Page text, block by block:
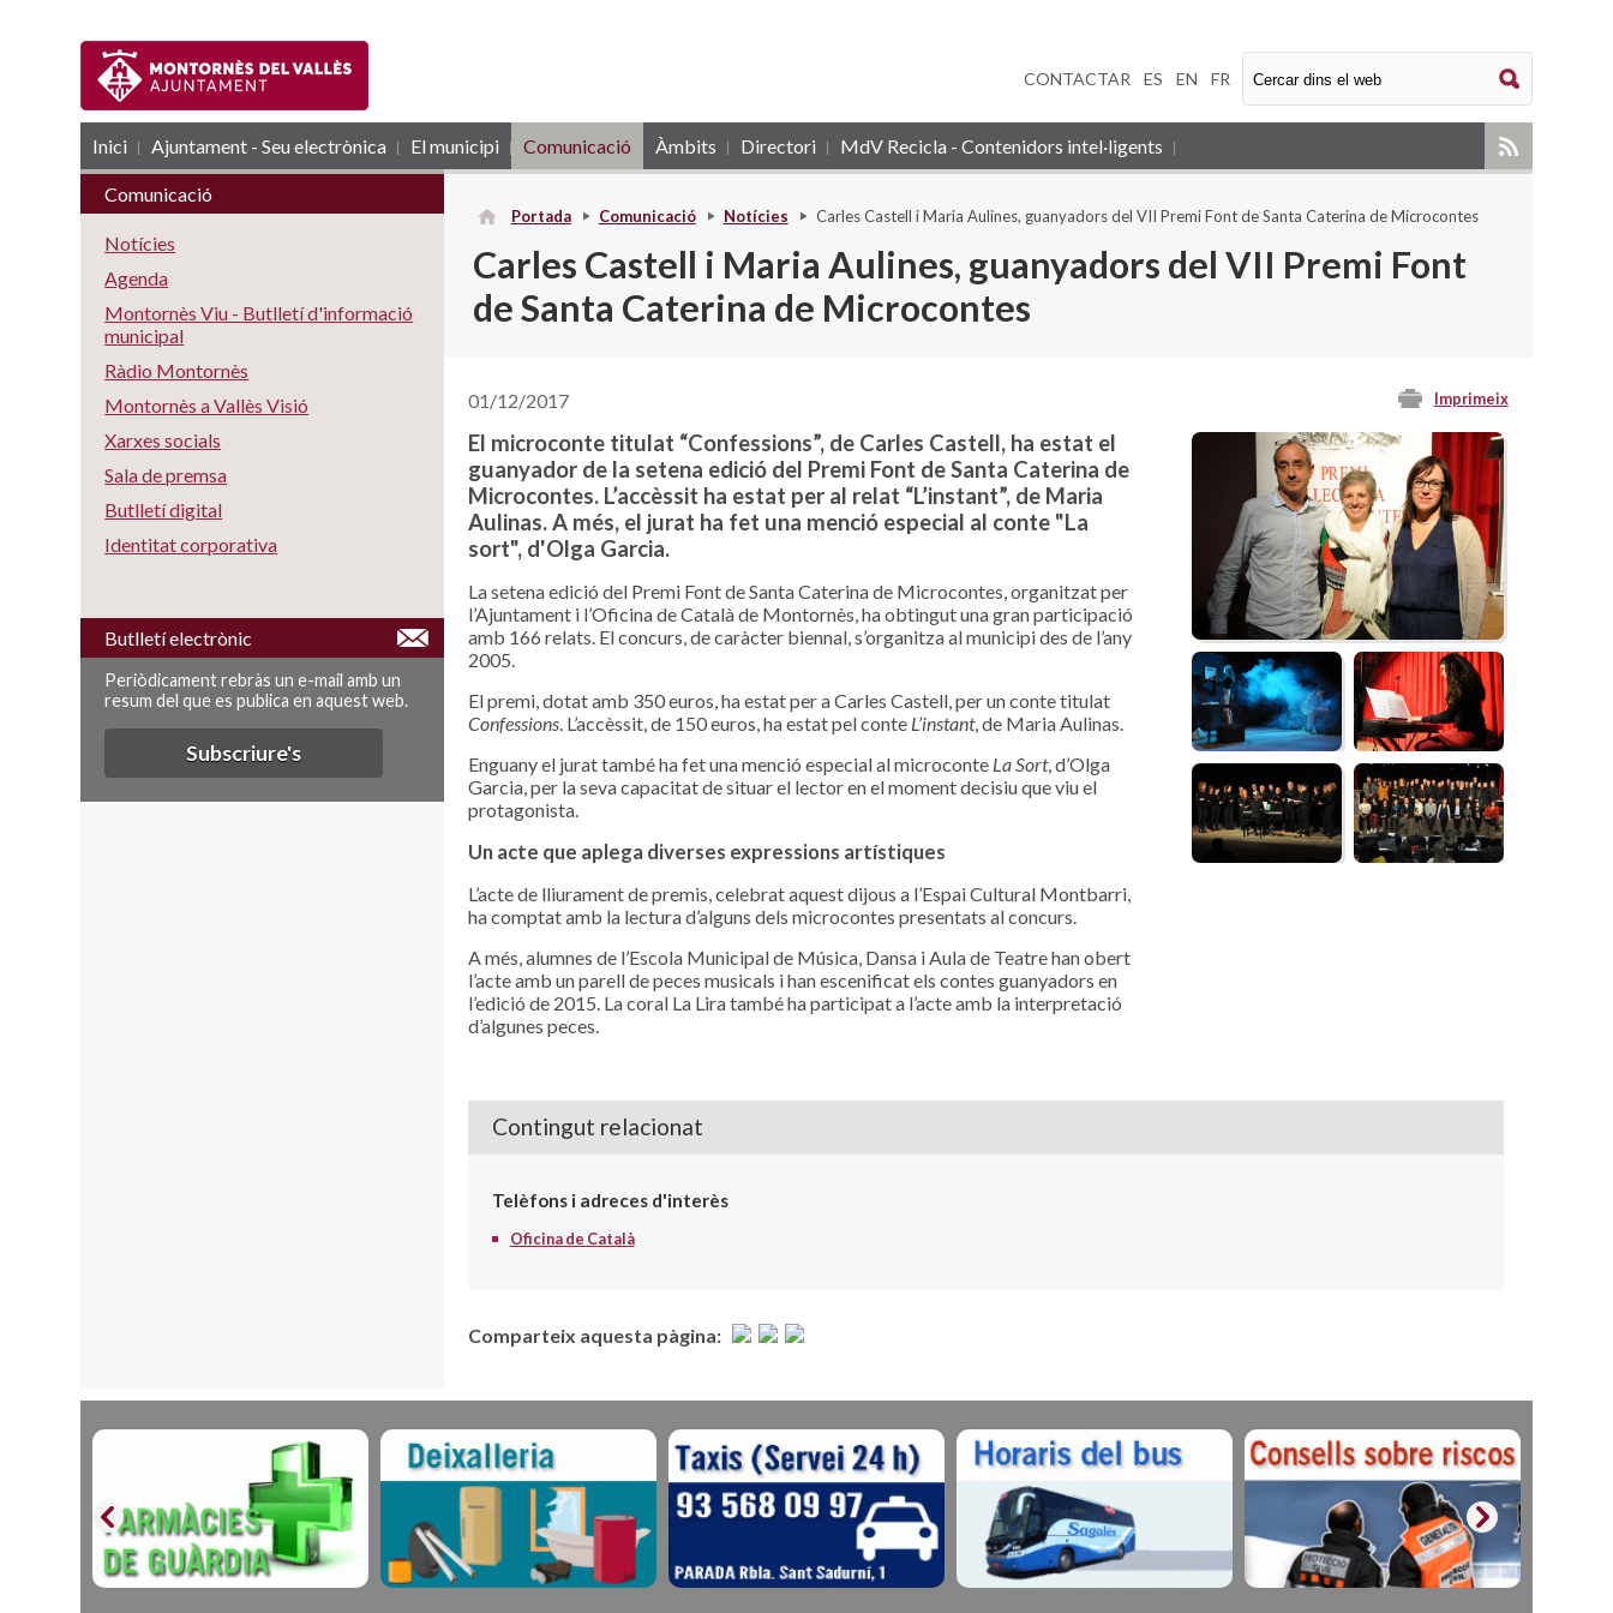
CONTACTAR ES EN FR
Inici Ajuntament - Seu electrònica El municipi Comunicació Àmbits Directori MdV Recicla - Contenidors intel·ligents
RSS
Portada Comunicació Notícies Carles Castell i Maria Aulines, guanyadors del VII Premi Font de Santa Caterina de Microcontes
Carles Castell i Maria Aulines, guanyadors del VII Premi Font
de Santa Caterina de Microcontes
Imprimeix
01/12/2017
El microconte titulat “Confessions”, de Carles Castell, ha estat el
guanyador de la setena edició del Premi Font de Santa Caterina de
Microcontes. L’accèssit ha estat per al relat “L’instant”, de Maria
Aulinas. A més, el jurat ha fet una menció especial al conte "La
sort", d'Olga Garcia.
La setena edició del Premi Font de Santa Caterina de Microcontes, organitzat per
l’Ajuntament i l’Oficina de Català de Montornès, ha obtingut una gran participació
amb 166 relats. El concurs, de caràcter biennal, s’organitza al municipi des de l’any
2005.
El premi, dotat amb 350 euros, ha estat per a Carles Castell, per un conte titulat
Confessions. L’accèssit, de 150 euros, ha estat pel conte L’instant, de Maria Aulinas.
Enguany el jurat també ha fet una menció especial al microconte La Sort, d’Olga
Garcia, per la seva capacitat de situar el lector en el moment decisiu que viu el
protagonista.
Un acte que aplega diverses expressions artístiques
L’acte de lliurament de premis, celebrat aquest dijous a l’Espai Cultural Montbarri,
ha comptat amb la lectura d’alguns dels microcontes presentats al concurs.
A més, alumnes de l’Escola Municipal de Música, Dansa i Aula de Teatre han obert
l’acte amb un parell de peces musicals i han escenificat els contes guanyadors en
l’edició de 2015. La coral La Lira també ha participat a l’acte amb la interpretació
d’algunes peces.
Contingut relacionat
Telèfons i adreces d'interès
Oficina de Català
Comparteix aquesta pàgina:
Comunicació
Notícies
Agenda
Montornès Viu - Butlletí d'informació
municipal
Ràdio Montornès
Montornès a Vallès Visió
Xarxes socials
Sala de premsa
Butlletí digital
Identitat corporativa
Butlletí electrònic
Periòdicament rebràs un e-mail amb un
resum del que es publica en aquest web.
Subscriure's